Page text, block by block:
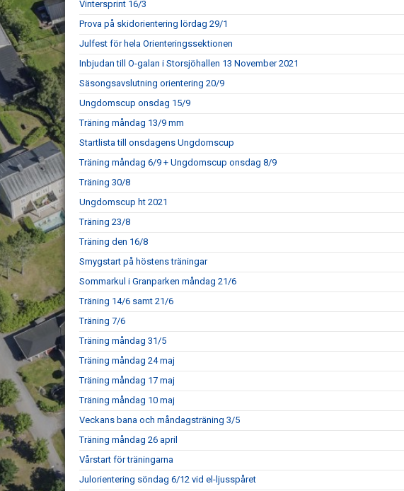
Vintersprint 16/3
Prova på skidorientering lördag 29/1
Julfest för hela Orienteringssektionen
Inbjudan till O-galan i Storsjöhallen 13 November 2021
Säsongsavslutning orientering 20/9
Ungdomscup onsdag 15/9
Träning måndag 13/9 mm
Startlista till onsdagens Ungdomscup
Träning måndag 6/9 + Ungdomscup onsdag 8/9
Träning 30/8
Ungdomscup ht 2021
Träning 23/8
Träning den 16/8
Smygstart på höstens träningar
Sommarkul i Granparken måndag 21/6
Träning 14/6 samt 21/6
Träning 7/6
Träning måndag 31/5
Träning måndag 24 maj
Träning måndag 17 maj
Träning måndag 10 maj
Veckans bana och måndagsträning 3/5
Träning måndag 26 april
Vårstart för träningarna
Julorientering söndag 6/12 vid el-ljusspåret